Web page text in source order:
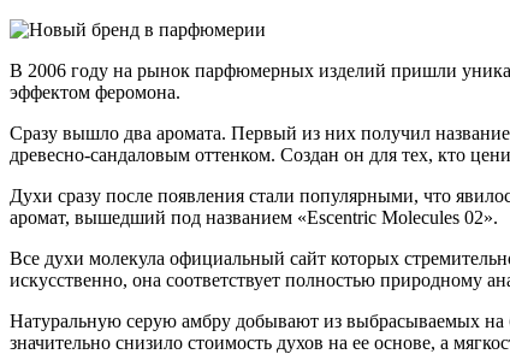
В 2006 году на рынок парфюмерных изделий пришли
эффектом феромона.
Сразу вышло два аромата. Первый из них получил
древесно-сандаловым оттенком. Создан он для тех, кто
Духи сразу после появления стали популярными, что
аромат, вышедший под названием «Escentric Molecules 02».
Все духи молекула официальный сайт которых
искусственно, она соответствует полностью природному
Натуральную серую амбру добывают из выбрасываемых на
значительно снизило стоимость духов на ее основе, а